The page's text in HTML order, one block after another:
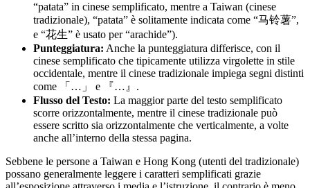
“patata” in cinese semplificato, mentre a Taiwan (cinese
tradizionale), “patata” è solitamente indicata come “马铃薯”,
e “花生” è usato per “arachide”).
Punteggiatura: Anche la punteggiatura differisce, con il
cinese semplificato che tipicamente utilizza virgolette in stile
occidentale, mentre il cinese tradizionale impiega segni distinti
come 「…」 e 『…』.
Flusso del Testo: La maggior parte del testo semplificato
scorre orizzontalmente, mentre il cinese tradizionale può
essere scritto sia orizzontalmente che verticalmente, a volte
anche all’interno della stessa pagina.
Sebbene le persone a Taiwan e Hong Kong (utenti del tradizionale)
possano generalmente leggere i caratteri semplificati grazie